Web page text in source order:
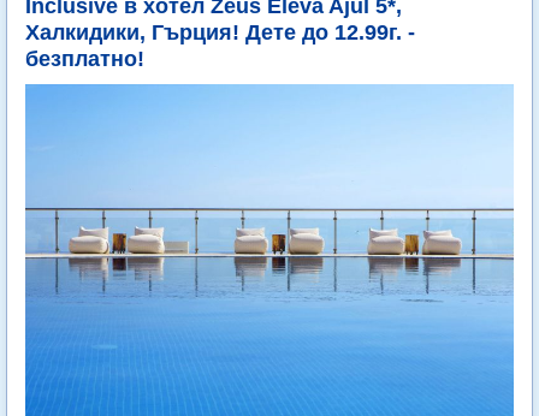
Inclusive в хотел Zeus Eleva Ajul 5*,
Халкидики, Гърция! Дете до 12.99г. -
безплатно!